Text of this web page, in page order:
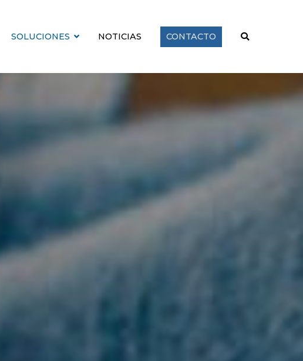
SOLUCIONES NOTICIAS CONTACTO